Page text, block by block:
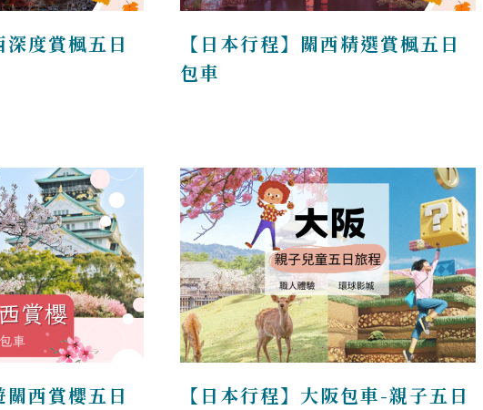
深度賞楓五日
【日本行程】關西精選賞楓五日
包車
關西賞櫻五日
【日本行程】大阪包車-親子五日